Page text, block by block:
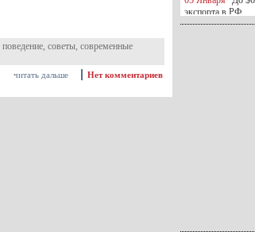
поведение, советы, современные
Нет комментариев
читать дальше
экспорта в РФ
05 Января
Киев